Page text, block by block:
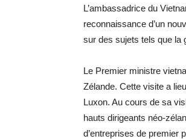
L’ambassadrice du
reconnaissance d’un
sur des sujets tels que la
Le Premier ministre
Zélande. Cette visite a
Luxon. Au cours de sa
hauts dirigeants néo-
d’entreprises de premier